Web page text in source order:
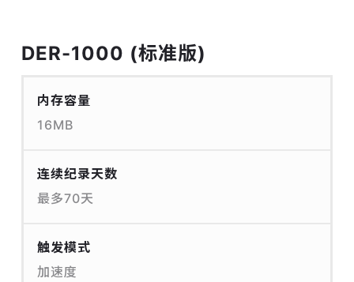
DER-1000 (标准版)
内存容量
16MB
连续纪录天数
最多70天
触发模式
加速度